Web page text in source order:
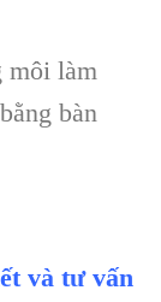
môi làm
bàn
và tư vấn